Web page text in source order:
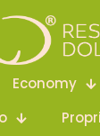
Economy